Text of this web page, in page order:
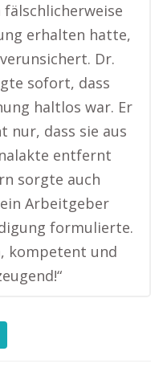
fälschlicherweise
erhalten hatte,
Dr.
sofort, dass
haltlos war. Er
nur, dass sie aus
entfernt
sorgte auch
Arbeitgeber
formulierte.
kompetent und